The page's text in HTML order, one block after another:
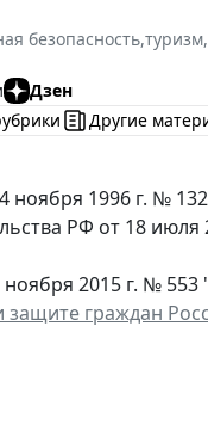
безопасность,туризм,
Дзен
Другие
ноября 1996 г. №
РФ от 18 июля
2015 г. № 553
граждан